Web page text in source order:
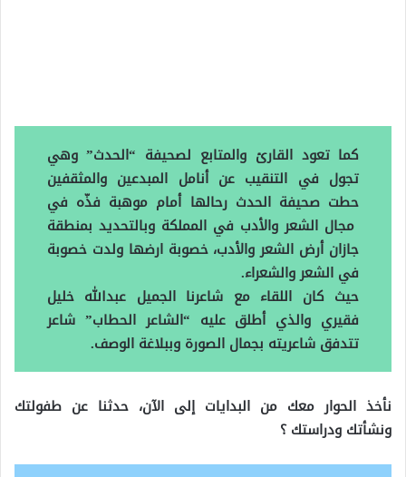
كما تعود القارئ والمتابع لصحيفة “الحدث” وهي
تجول في التنقيب عن أنامل المبدعين والمثقفين
حطت صحيفة الحدث رحالها أمام موهبة فذّه في
مجال الشعر والأدب في المملكة وبالتحديد بمنطقة
جازان أرض الشعر والأدب، خصوبة ارضها ولدت خصوبة
في الشعر والشعراء.
حيث كان اللقاء مع شاعرنا الجميل عبدالله خليل
فقيري والذي أطلق عليه “الشاعر الحطاب” شاعر
تتدفق شاعريته بجمال الصورة وببلاغة الوصف.
نأخذ الحوار معك من البدايات إلى الآن، حدثنا عن طفولتك
ونشأتك ودراستك ؟